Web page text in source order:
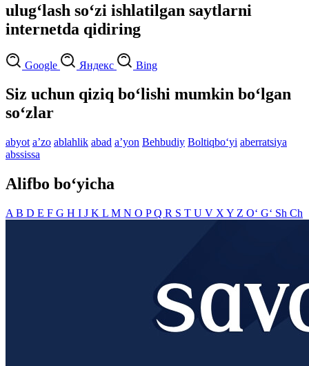
ulug‘lash so‘zi ishlatilgan saytlarni
internetda qidiring
Google Яндекс Bing
Siz uchun qiziq bo‘lishi mumkin bo‘lgan
so‘zlar
abyot aʼzo ablahlik abad aʼyon Behbudiy Boltiqbo‘yi aberratsiya
abssissa
Alifbo bo‘yicha
A B D E F G H I J K L M N O PQ R S T U V X Y Z O‘ G‘ Sh Ch